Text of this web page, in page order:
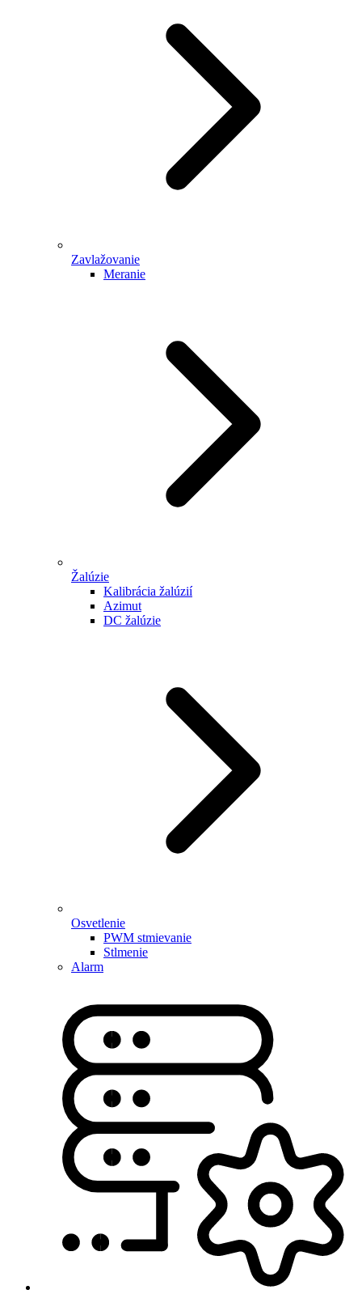
Zavlažovanie
Meranie
Žalúzie
Kalibrácia žalúzií
Azimut
DC žalúzie
Osvetlenie
PWM stmievanie
Stlmenie
Alarm